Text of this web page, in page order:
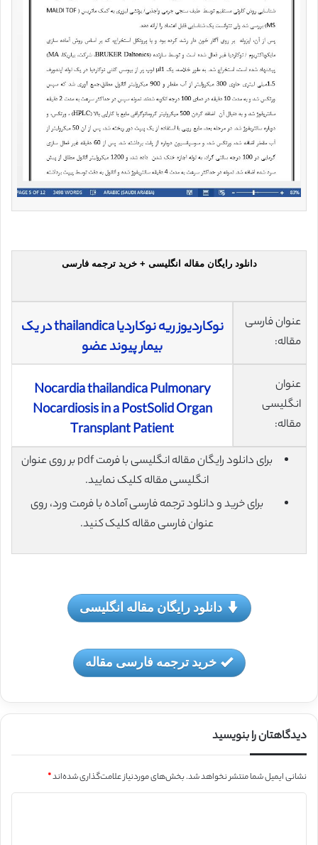
دانلود رایگان مقاله انگلیسی + خرید ترجمه فارسی
عنوان فارسی
مقاله:
نوکاردیوز ریه نوکاردیا thailandica در یک
بیمار پیوند عضو
عنوان
انگلیسی
مقاله:
Nocardia thailandica Pulmonary
Nocardiosis in a Post­Solid Organ
Transplant Patient
برای دانلود رایگان مقاله انگلیسی با فرمت pdf بر روی عنوان
انگلیسی مقاله کلیک نمایید.
برای خرید و دانلود ترجمه فارسی آماده با فرمت ورد، روی
عنوان فارسی مقاله کلیک کنید.
دانلود رایگان مقاله انگلیسی
خرید ترجمه فارسی مقاله
دیدگاهتان را بنویسید
نشانی ایمیل شما منتشر نخواهد شد.بخش‌های موردنیاز علامت‌گذاری شده‌اند*